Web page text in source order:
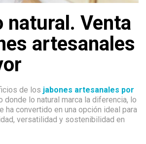
natural. Venta
artesanales
de los jabones artesanales por
donde lo natural marca la diferencia, lo
ha convertido en una opción ideal para
versatilidad y sostenibilidad en